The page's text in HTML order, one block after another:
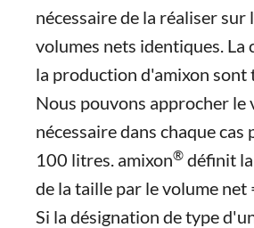
nécessaire de la réaliser sur
volumes nets identiques. La
la production d'amixon sont
Nous pouvons approcher le
nécessaire dans chaque cas
100 litres. amixon® définit
de la taille par le volume net
Si la désignation de type